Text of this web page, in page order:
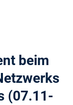
beim
(07.11-